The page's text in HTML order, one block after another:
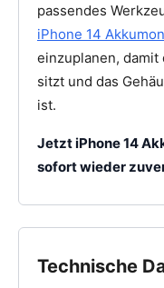
passendes
iPhone 14
einzuplanen, damit
sitzt und das
ist.
Jetzt iPhone 14
sofort wieder
Technische